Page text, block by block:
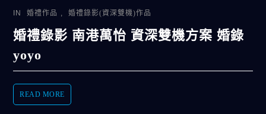
IN 婚禮作品 , 婚禮錄影(資深雙機)作品
婚禮錄影 南港萬怡 資深雙機方案 婚錄
yoyo
READ MORE